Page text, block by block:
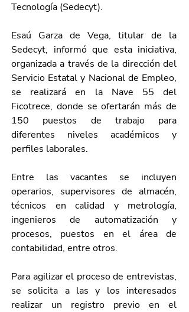
Tecnología (Sedecyt).
Esaú Garza de Vega, titular de la
Sedecyt, informó que esta iniciativa,
organizada a través de la dirección del
Servicio Estatal y Nacional de Empleo,
se realizará en la Nave 55 del
Ficotrece, donde se ofertarán más de
150 puestos de trabajo para
diferentes niveles académicos y
perfiles laborales.
Entre las vacantes se incluyen
operarios, supervisores de almacén,
técnicos en calidad y metrología,
ingenieros de automatización y
procesos, puestos en el área de
contabilidad, entre otros.
Para agilizar el proceso de entrevistas,
se solicita a las y los interesados
realizar un registro previo en el